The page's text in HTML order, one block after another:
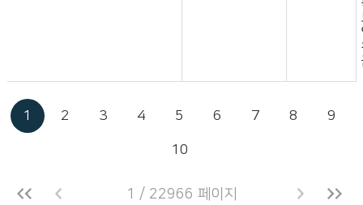
1 2 3 4 5 6 7 8 9
10
1 / 22966 페이지